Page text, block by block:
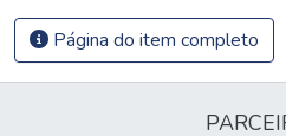
Página do item completo